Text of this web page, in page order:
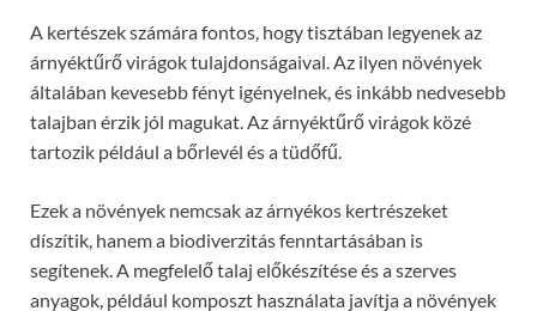
A kertészek számára fontos, hogy tisztában legyenek az
árnyéktűrő virágok tulajdonságaival. Az ilyen növények
általában kevesebb fényt igényelnek, és inkább nedvesebb
talajban érzik jól magukat. Az árnyéktűrő virágok közé
tartozik például a bőrlevél és a tüdőfű.
Ezek a növények nemcsak az árnyékos kertrészeket
díszítik, hanem a biodiverzitás fenntartásában is
segítenek. A megfelelő talaj előkészítése és a szerves
anyagok, például komposzt használata javítja a növények